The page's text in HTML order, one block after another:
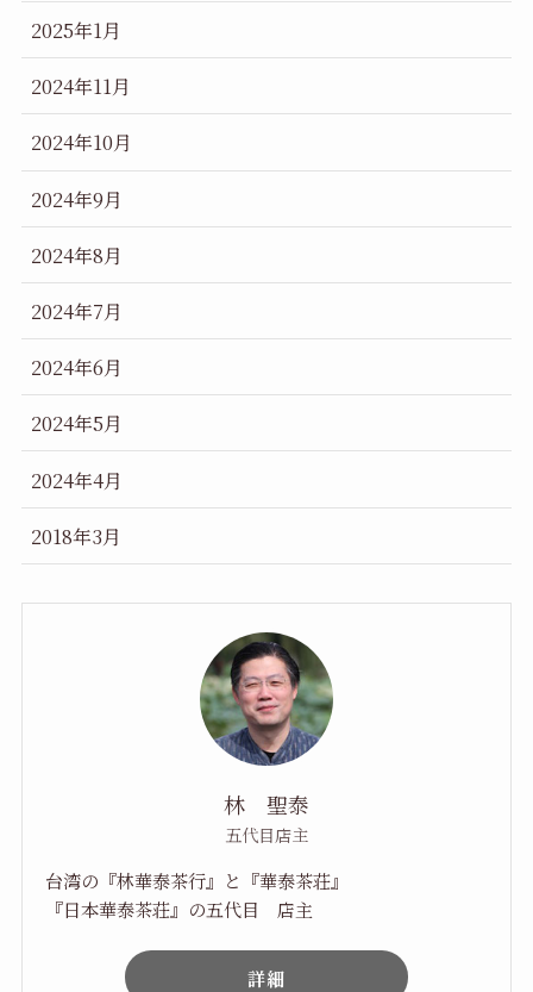
2025年1月
2024年11月
2024年10月
2024年9月
2024年8月
2024年7月
2024年6月
2024年5月
2024年4月
2018年3月
林 聖泰
五代目店主
台湾の『林華泰茶行』と『華泰茶荘』
『日本華泰茶荘』の五代目 店主
詳細